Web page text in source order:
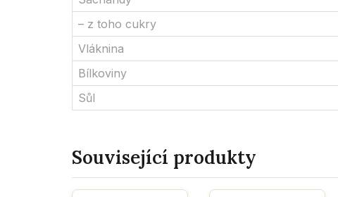
– z toho cukry
Vláknina
Bílkoviny
Sůl
Související produkty